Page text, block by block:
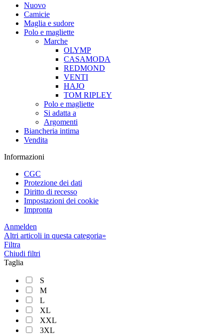
Nuovo
Camicie
Maglia e sudore
Polo e magliette
Marche
OLYMP
CASAMODA
REDMOND
VENTI
HAJO
TOM RIPLEY
Polo e magliette
Si adatta a
Argomenti
Biancheria intima
Vendita
Informazioni
CGC
Protezione dei dati
Diritto di recesso
Impostazioni dei cookie
Impronta
Anmelden
Altri articoli in questa categoria»
Filtra
Chiudi filtri
Taglia
S
M
L
XL
XXL
3XL